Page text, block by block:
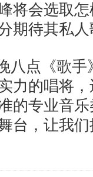
将会选取
期待其私
八点《歌
力的唱将
的专业音
台，让我